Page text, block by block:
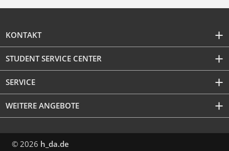
KONTAKT
STUDENT SERVICE CENTER
SERVICE
WEITERE ANGEBOTE
© 2026 h_da.de